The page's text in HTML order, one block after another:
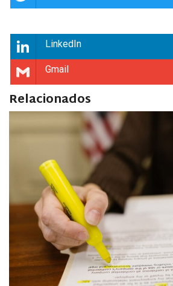
LinkedIn
Gmail
Relacionados